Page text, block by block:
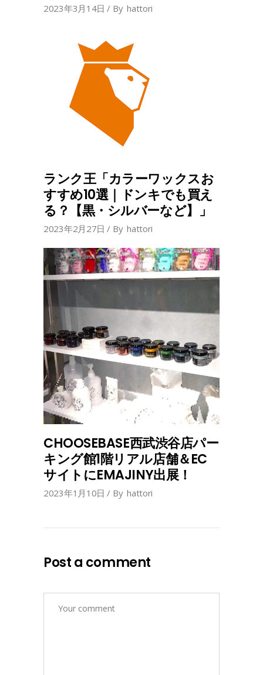
2023年3月14日 By hattori
ランク王「カラーワックスお
すすめ10選｜ドンキでも買え
る？【黒・シルバーなど】」
2023年2月27日 By hattori
CHOOSEBASE西武渋谷店パー
キング館1階リアル店舗＆EC
サイトにEMAJINY出展！
2023年1月10日 By hattori
Post a comment